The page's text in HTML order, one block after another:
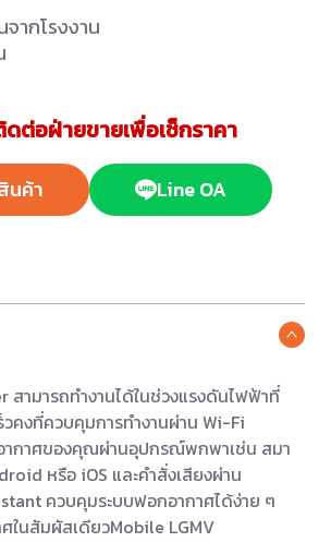
ากโรงงาน
ต่อฝ่ายขายเพื่อเช็กราคา
นค้า Line OA
สามารถทำงานได้ในช่วงแรงดันไฟฟ้าที่
วคงที่ควบคุมการทำงานผ่าน Wi-Fi
ากาศของคุณผ่านอุปกรณ์พกพาเช่น สมา
หรือ iOS และคำสั่งเสียงผ่าน
ควบคุมระบบฟอกอากาศได้ง่าย ๆ
ในสัมผัสเดียวMobile LGMV